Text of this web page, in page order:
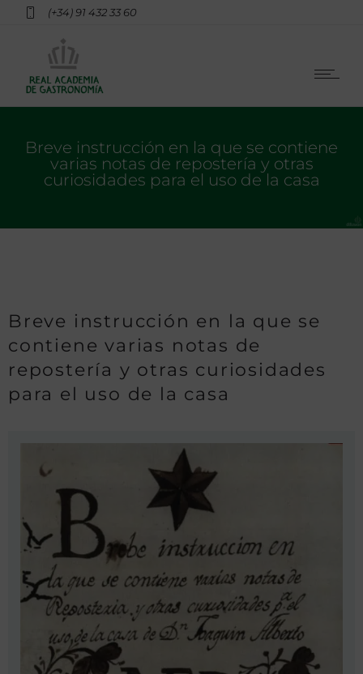
(+34) 91 432 33 60
Breve instrucción en la que se contiene
varias notas de repostería y otras
curiosidades para el uso de la casa
Breve instrucción en la que se
contiene varias notas de
repostería y otras curiosidades
para el uso de la casa